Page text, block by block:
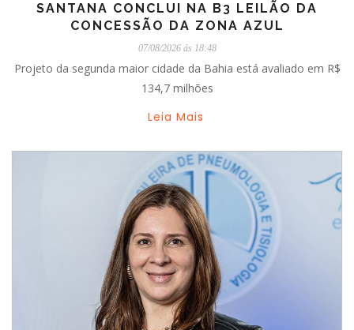
SANTANA CONCLUI NA B3 LEILÃO DA
CONCESSÃO DA ZONA AZUL
07/08/2026 ás 18:48
Projeto da segunda maior cidade da Bahia está avaliado em R$
134,7 milhões
Leia Mais